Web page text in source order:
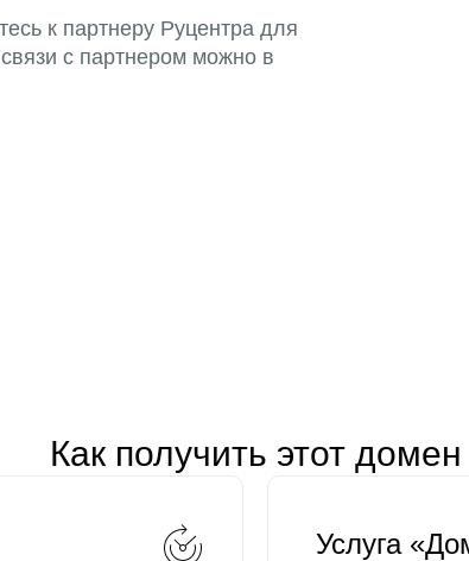
к партнеру Руцентра для
с партнером можно в
Как получить этот домен
Услуга